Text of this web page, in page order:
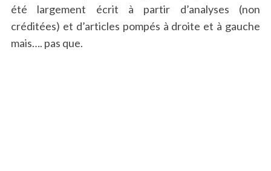
été largement écrit à partir d’analyses (non
créditées) et d’articles pompés à droite et à gauche
mais…. pas que.